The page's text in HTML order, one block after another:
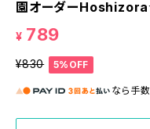
園オーダー
¥ 789
¥830 5%OFF
なら 手